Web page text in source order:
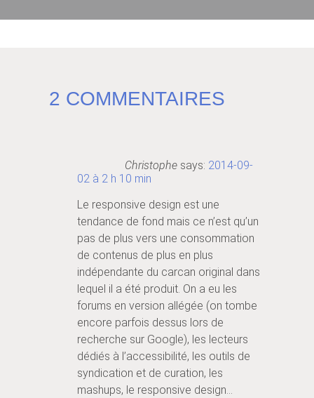
2 COMMENTAIRES
Christophe says: 2014-09-
02 à 2 h 10 min
Le responsive design est une
tendance de fond mais ce n’est qu’un
pas de plus vers une consommation
de contenus de plus en plus
indépendante du carcan original dans
lequel il a été produit. On a eu les
forums en version allégée (on tombe
encore parfois dessus lors de
recherche sur Google), les lecteurs
dédiés à l’accessibilité, les outils de
syndication et de curation, les
mashups, le responsive design…